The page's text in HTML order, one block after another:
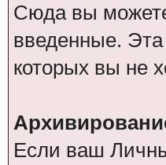
Сюда вы
введенные. Эта
которых вы не
Если ваш